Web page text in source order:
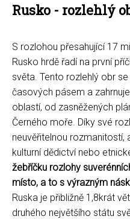
Rusko - rozlehlý
S rozlohou přesahující 17
Rusko hrdě řadí na první
světa. Tento rozlehlý obr
časových pásem a
oblastí, od zasněžených
Černého moře. Díky své
neuvěřitelnou rozmanitostí,
kulturní dědictví nebo
žebříčku rozlohy
místo, a to s výrazným
Ruska je přibližně 1,8krát
druhého největšího státu